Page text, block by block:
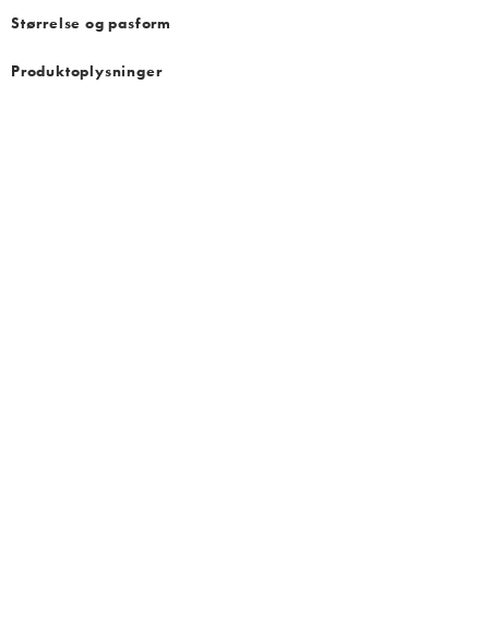
Størrelse og pasform
Produktoplysninger